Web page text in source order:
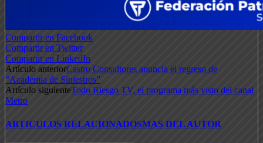
Compartir en Facebook
Compartir en Twitter
Compartir en LinkedIn
Artículo anteriorCastro Consultores anuncia el regreso de
“Academia de Siniestros”
Artículo siguienteTodo Riesgo TV, el programa más visto del canal
Metro
ARTICULOS RELACIONADOSMAS DEL AUTOR